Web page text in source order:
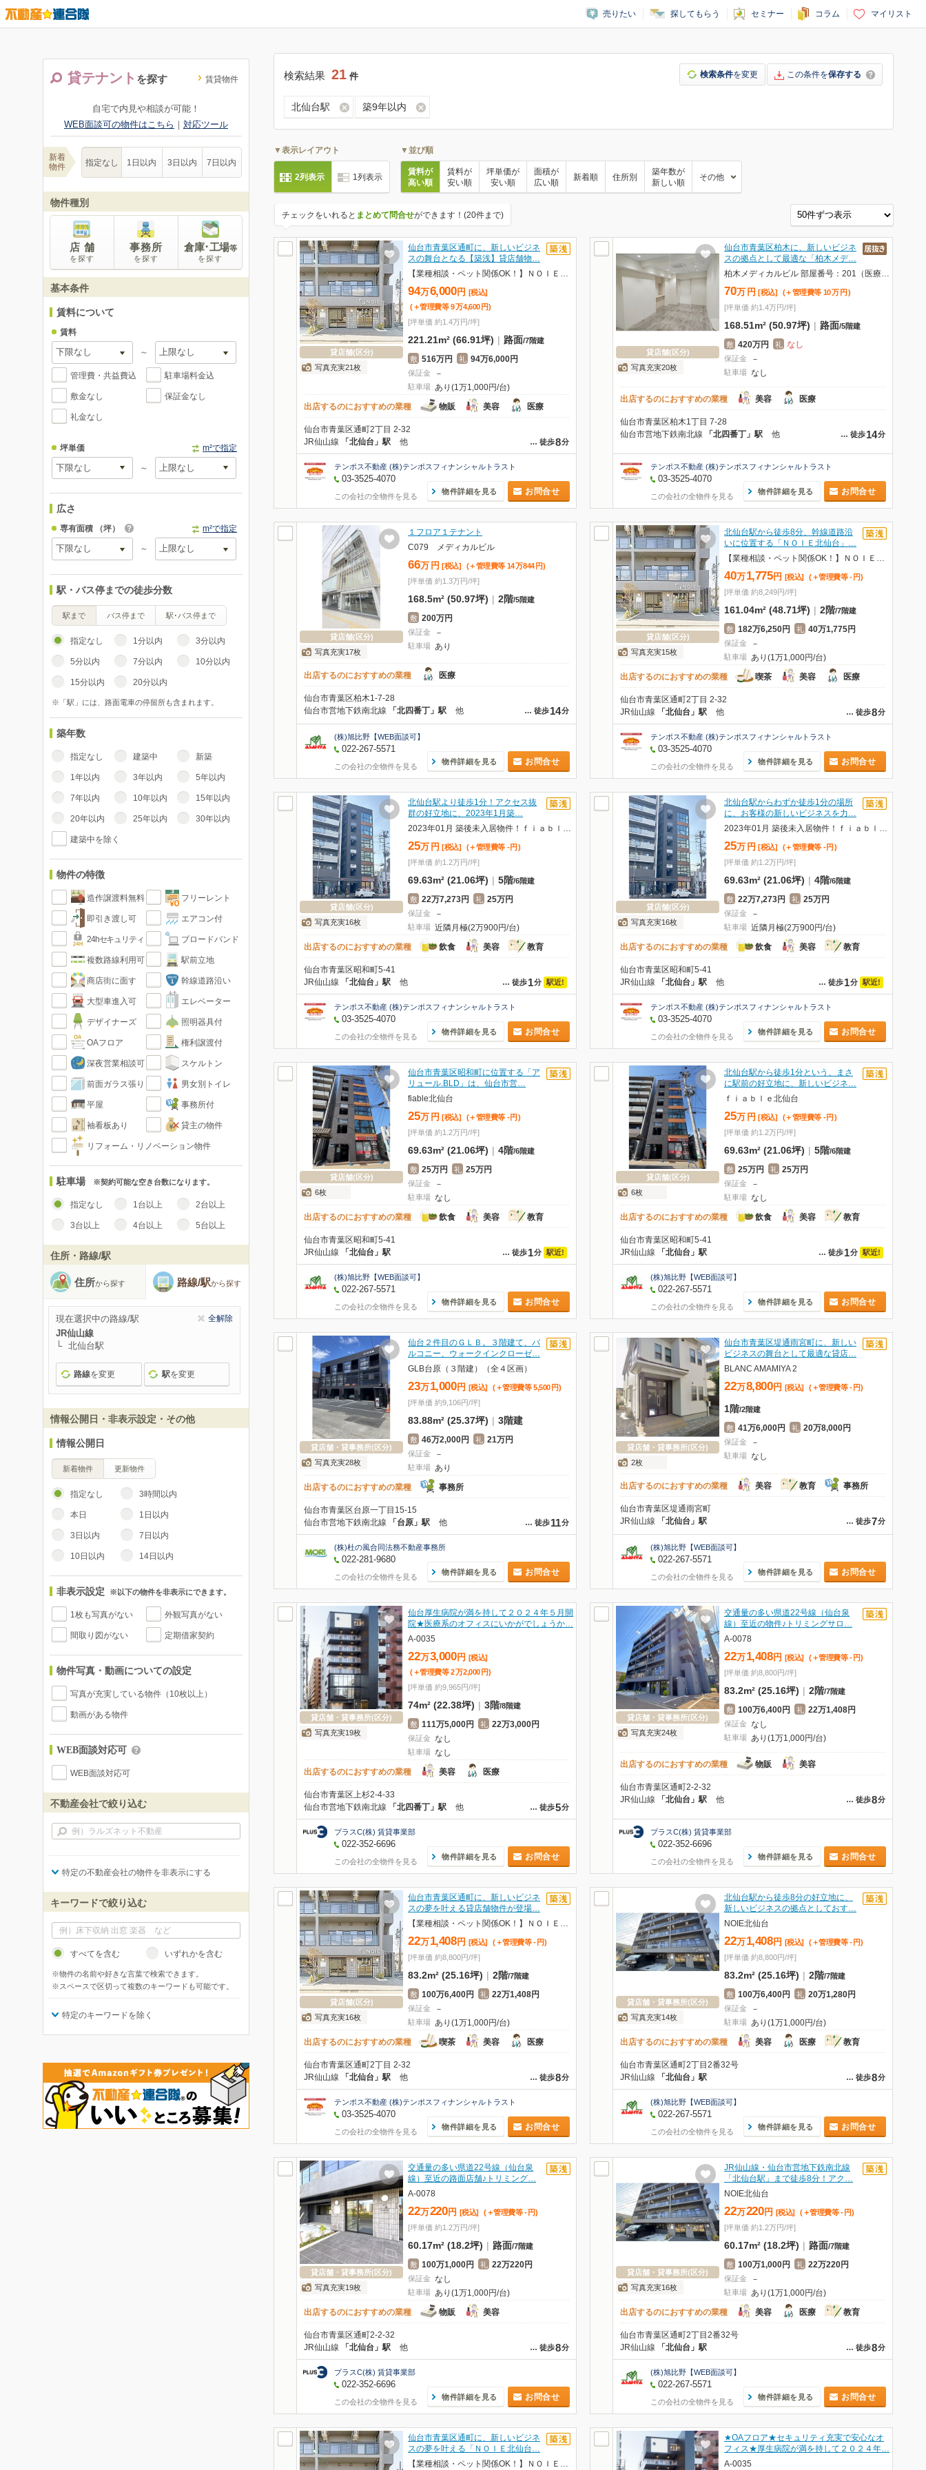
売りたい 探してもらう セミナー コラム マイリスト
貸テナント を探す 賃貸物件
自宅で内見や相談が可能！
WEB面談可の物件はこちら ｜ 対応ツール
新着
物件
指定なし 1日以内 3日以内 7日以内
物件種別
店 舗
を探す
事務所
を探す
倉庫･工場等
を探す
基本条件
賃料について
賃料
～
管理費・共益費込 駐車場料金込
敷金なし 保証金なし
礼金なし
坪単価 m²で指定
～
広さ
専有面積 （坪） m²で指定
～
駅・バス停までの徒歩分数
駅まで バス停まで 駅･バス停まで
指定なし 1分以内 3分以内
5分以内 7分以内 10分以内
15分以内 20分以内
※「駅」には、路面電車の停留所も含まれます。
築年数
指定なし 建築中 新築
1年以内 3年以内 5年以内
7年以内 10年以内 15年以内
20年以内 25年以内 30年以内
建築中を除く
物件の特徴
造作譲渡料無料 フリーレント
即引き渡し可 エアコン付
24hセキュリティ ブロードバンド
複数路線利用可 駅前立地
商店街に面す 幹線道路沿い
大型車進入可 エレベーター
デザイナーズ 照明器具付
OAフロア 権利譲渡付
深夜営業相談可 スケルトン
前面ガラス張り 男女別トイレ
平屋 事務所付
袖看板あり 貸主の物件
リフォーム・リノベーション物件
駐車場 ※契約可能な空き台数になります。
指定なし 1台以上 2台以上
3台以上 4台以上 5台以上
住所・路線/駅
住所から探す 路線/駅から探す
現在選択中の路線/駅 全解除
JR仙山線
北仙台駅
路線を変更 駅を変更
情報公開日・非表示設定・その他
情報公開日
新着物件 更新物件
指定なし 3時間以内
本日 1日以内
3日以内 7日以内
10日以内 14日以内
非表示設定 ※以下の物件を非表示にできます。
1枚も写真がない 外観写真がない
間取り図がない 定期借家契約
物件写真・動画についての設定
写真が充実している物件（10枚以上）
動画がある物件
WEB面談対応可
WEB面談対応可
不動産会社で絞り込む
特定の不動産会社の物件を非表示にする
キーワードで絞り込む
すべてを含む いずれかを含む
※物件の名前や好きな言葉で検索できます。
※スペースで区切って複数のキーワードも可能です。
特定のキーワードを除く
検索結果 21 件 検索条件を変更 この条件を保存する
北仙台駅 築9年以内
▼表示レイアウト
2列表示 1列表示
▼並び順
賃料が
高い順
賃料が
安い順
坪単価が
安い順
面積が
広い順
新着順 住所別
築年数が
新しい順
その他
チェックをいれると まとめて問合せができます！(20件まで)
貸店舗(区分)
写真充実21枚
仙台市青葉区通町に、新しいビジネ
スの舞台となる【築浅】貸店舗物…
【業種相談・ペット関係OK！】ＮＯＩＥ北仙台 1階・2階 T101・T201・T202
94万6,000 円
[税込]
(＋管理費等 9万4,600 円)
[坪単価 約1.4万円/坪]
221.21m² (66.91坪) | 路面/7階建
敷 516万円 礼 94万6,000円
保証金 －
駐車場 あり(1万1,000円/台)
出店するのにおすすめの業種
物販 美容 医療
仙台市青葉区通町2丁目 2-32
… 徒歩8分
JR仙山線 「北仙台」駅 他
テンポス不動産 (株)テンポスフィナンシャルトラスト
03-3525-4070
この会社の全物件を見る
物件詳細を見る お問合せ
貸店舗(区分)
写真充実20枚
仙台市青葉区柏木に、新しいビジネ
スの拠点として最適な「柏木メデ…
柏木メディカルビル 部屋番号：201（医療系テナント居抜き物件！）
70万 円 [税込] (＋管理費等 10万 円 )
[坪単価 約1.4万円/坪]
168.51m² (50.97坪) | 路面/5階建
敷 420万円 礼 なし
保証金 －
駐車場 なし
出店するのにおすすめの業種 美容 医療
仙台市青葉区柏木1丁目 7-28
… 徒歩14分
仙台市営地下鉄南北線 「北四番丁」駅 他
テンポス不動産 (株)テンポスフィナンシャルトラスト
03-3525-4070
この会社の全物件を見る
物件詳細を見る お問合せ
貸店舗(区分)
写真充実17枚
１フロア１テナント
C079 メディカルビル
66万 円 [税込] (＋管理費等 14万844 円)
[坪単価 約1.3万円/坪]
168.5m² (50.97坪) | 2階/5階建
敷 200万円
保証金 －
駐車場 あり
出店するのにおすすめの業種 医療
仙台市青葉区柏木1-7-28
… 徒歩14分
仙台市営地下鉄南北線 「北四番丁」駅 他
(株)旭比野【WEB面談可】
022-267-5571
この会社の全物件を見る
物件詳細を見る お問合せ
貸店舗(区分)
写真充実15枚
北仙台駅から徒歩8分、幹線道路沿
いに位置する「ＮＯＩＥ北仙台」…
【業種相談・ペット関係OK！】ＮＯＩＥ北仙台 2階(ノイエキタセンダイ) T201・T202
40万1,775 円 [税込] (＋管理費等 - 円)
[坪単価 約8,249円/坪]
161.04m² (48.71坪) | 2階/7階建
敷 182万6,250円 礼 40万1,775円
保証金 －
駐車場 あり(1万1,000円/台)
出店するのにおすすめの業種
喫茶 美容 医療
仙台市青葉区通町2丁目 2-32
… 徒歩8分
JR仙山線 「北仙台」駅 他
テンポス不動産 (株)テンポスフィナンシャルトラスト
03-3525-4070
この会社の全物件を見る
物件詳細を見る お問合せ
貸店舗(区分)
写真充実16枚
北仙台駅より徒歩1分！アクセス抜
群の好立地に、2023年1月築…
2023年01月 築後未入居物件！ｆｉａｂｌｅ北仙台(フィアブルキタセンダイ) 部屋番号：5階
25万 円 [税込] (＋管理費等 - 円 )
[坪単価 約1.2万円/坪]
69.63m² (21.06坪) | 5階/6階建
敷 22万7,273円 礼 25万円
保証金 －
駐車場 近隣月極(2万900円/台)
出店するのにおすすめの業種
飲食 美容 教育
仙台市青葉区昭和町5-41
… 徒歩1分 駅近!
JR仙山線 「北仙台」駅 他
テンポス不動産 (株)テンポスフィナンシャルトラスト
03-3525-4070
この会社の全物件を見る
物件詳細を見る お問合せ
貸店舗(区分)
写真充実16枚
北仙台駅からわずか徒歩1分の場所
に、お客様の新しいビジネスを力…
2023年01月 築後未入居物件！ｆｉａｂｌｅ北仙台(フィアブルキタセンダイ) 部屋番号：4階
25万 円 [税込] (＋管理費等 - 円 )
[坪単価 約1.2万円/坪]
69.63m² (21.06坪) | 4階/6階建
敷 22万7,273円 礼 25万円
保証金 －
駐車場 近隣月極(2万900円/台)
出店するのにおすすめの業種
飲食 美容 教育
仙台市青葉区昭和町5-41
… 徒歩1分 駅近!
JR仙山線 「北仙台」駅 他
テンポス不動産 (株)テンポスフィナンシャルトラスト
03-3525-4070
この会社の全物件を見る
物件詳細を見る お問合せ
貸店舗(区分)
6枚
仙台市青葉区昭和町に位置する「ア
リュール.BLD」は、仙台市営…
fiable北仙台
25万 円 [税込] (＋管理費等 - 円 )
[坪単価 約1.2万円/坪]
69.63m² (21.06坪) | 4階/6階建
敷 25万円 礼 25万円
保証金 －
駐車場 なし
出店するのにおすすめの業種
飲食 美容 教育
仙台市青葉区昭和町5-41
… 徒歩1分 駅近!
JR仙山線 「北仙台」駅
(株)旭比野【WEB面談可】
022-267-5571
この会社の全物件を見る
物件詳細を見る お問合せ
貸店舗(区分)
6枚
北仙台駅から徒歩1分という、まさ
に駅前の好立地に、新しいビジネ…
ｆｉａｂｌｅ北仙台
25万 円 [税込] (＋管理費等 - 円 )
[坪単価 約1.2万円/坪]
69.63m² (21.06坪) | 5階/6階建
敷 25万円 礼 25万円
保証金 －
駐車場 なし
出店するのにおすすめの業種
飲食 美容 教育
仙台市青葉区昭和町5-41
… 徒歩1分 駅近!
JR仙山線 「北仙台」駅
(株)旭比野【WEB面談可】
022-267-5571
この会社の全物件を見る
物件詳細を見る お問合せ
貸店舗・貸事務所(区分)
写真充実28枚
仙台２件目のＧＬＢ。３階建て、バ
ルコニー、ウォークインクローゼ…
GLB台原（３階建）（全４区画）
23万1,000 円 [税込] (＋管理費等 5,500 円)
[坪単価 約9,106円/坪]
83.88m² (25.37坪) | 3階建
敷 46万2,000円 礼 21万円
保証金 －
駐車場 あり
出店するのにおすすめの業種
事務所
仙台市青葉区台原一丁目15-15
… 徒歩11分
仙台市営地下鉄南北線 「台原」駅 他
(株)杜の風合同法務不動産事務所
022-281-9680
この会社の全物件を見る
物件詳細を見る お問合せ
貸店舗・貸事務所(区分)
2枚
仙台市青葉区堤通雨宮町に、新しい
ビジネスの舞台として最適な貸店…
BLANC AMAMIYA 2
22万8,800 円 [税込] (＋管理費等 - 円)
1階/2階建
敷 41万6,000円 礼 20万8,000円
保証金 －
駐車場 なし
出店するのにおすすめの業種 美容 教育 事務所
仙台市青葉区堤通雨宮町
… 徒歩7分
JR仙山線 「北仙台」駅
(株)旭比野【WEB面談可】
022-267-5571
この会社の全物件を見る
物件詳細を見る お問合せ
貸店舗・貸事務所(区分)
写真充実19枚
仙台厚生病院が満を持して２０２４年５月開
院★医療系のオフィスにいかがでしょうか…
A-0035
22万3,000 円
[税込]
(＋管理費等 2万2,000 円)
[坪単価 約9,965円/坪]
74m² (22.38坪) | 3階/8階建
敷 111万5,000円 礼 22万3,000円
保証金 なし
駐車場 なし
出店するのにおすすめの業種
美容 医療
仙台市青葉区上杉2-4-33
… 徒歩5分
仙台市営地下鉄南北線 「北四番丁」駅 他
プラスC(株) 賃貸事業部
022-352-6696
この会社の全物件を見る
物件詳細を見る お問合せ
貸店舗・貸事務所(区分)
写真充実24枚
交通量の多い県道22号線（仙台泉
線）至近の物件♪トリミングサロ…
A-0078
22万1,408 円 [税込] (＋管理費等 - 円)
[坪単価 約8,800円/坪]
83.2m² (25.16坪) | 2階/7階建
敷 100万6,400円 礼 22万1,408円
保証金 なし
駐車場 あり(1万1,000円/台)
出店するのにおすすめの業種 物販 美容
仙台市青葉区通町2-2-32
… 徒歩8分
JR仙山線 「北仙台」駅 他
プラスC(株) 賃貸事業部
022-352-6696
この会社の全物件を見る
物件詳細を見る お問合せ
貸店舗(区分)
写真充実16枚
仙台市青葉区通町に、新しいビジネ
スの夢を叶える貸店舗物件が登場…
【業種相談・ペット関係OK！】ＮＯＩＥ北仙台 ２階(ノイエキタセンダイ) T202
22万1,408 円 [税込] (＋管理費等 - 円)
[坪単価 約8,800円/坪]
83.2m² (25.16坪) | 2階/7階建
敷 100万6,400円 礼 22万1,408円
保証金 －
駐車場 あり(1万1,000円/台)
出店するのにおすすめの業種
喫茶 美容 医療
仙台市青葉区通町2丁目 2-32
… 徒歩8分
JR仙山線 「北仙台」駅 他
テンポス不動産 (株)テンポスフィナンシャルトラスト
03-3525-4070
この会社の全物件を見る
物件詳細を見る お問合せ
貸店舗・貸事務所(区分)
写真充実14枚
北仙台駅から徒歩8分の好立地に、
新しいビジネスの拠点としておす…
NOIE北仙台
22万1,408 円 [税込] (＋管理費等 - 円)
[坪単価 約8,800円/坪]
83.2m² (25.16坪) | 2階/7階建
敷 100万6,400円 礼 20万1,280円
保証金 －
駐車場 あり(1万1,000円/台)
出店するのにおすすめの業種
美容 医療 教育
仙台市青葉区通町2丁目2番32号
… 徒歩8分
JR仙山線 「北仙台」駅
(株)旭比野【WEB面談可】
022-267-5571
この会社の全物件を見る
物件詳細を見る お問合せ
貸店舗・貸事務所(区分)
写真充実19枚
交通量の多い県道22号線（仙台泉
線）至近の路面店舗♪トリミング…
A-0078
22万220 円 [税込] (＋管理費等 - 円)
[坪単価 約1.2万円/坪]
60.17m² (18.2坪) | 路面/7階建
敷 100万1,000円 礼 22万220円
保証金 なし
駐車場 あり(1万1,000円/台)
出店するのにおすすめの業種
物販 美容
仙台市青葉区通町2-2-32
… 徒歩8分
JR仙山線 「北仙台」駅 他
プラスC(株) 賃貸事業部
022-352-6696
この会社の全物件を見る
物件詳細を見る お問合せ
貸店舗・貸事務所(区分)
写真充実16枚
JR仙山線・仙台市営地下鉄南北線
「北仙台駅」まで徒歩8分！アク…
NOIE北仙台
22万220 円 [税込] (＋管理費等 - 円)
[坪単価 約1.2万円/坪]
60.17m² (18.2坪) | 路面/7階建
敷 100万1,000円 礼 22万220円
保証金 －
駐車場 あり(1万1,000円/台)
出店するのにおすすめの業種
美容 医療 教育
仙台市青葉区通町2丁目2番32号
… 徒歩8分
JR仙山線 「北仙台」駅
(株)旭比野【WEB面談可】
022-267-5571
この会社の全物件を見る
物件詳細を見る お問合せ
仙台市青葉区通町に、新しいビジネ
スの夢を叶える「ＮＯＩＥ北仙台…
【業種相談・ペット関係OK！】ＮＯＩＥ北仙台 1階(ノイエキタセンダイ) T101
★OAフロア★セキュリティ充実で安心なオ
フィス★厚生病院が満を持して２０２４年…
A-0035